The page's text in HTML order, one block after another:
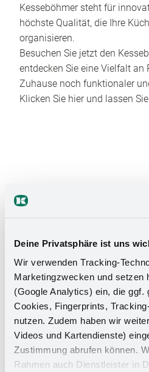
Deine Privatsphäre ist uns
Wir verwenden Tracking-
Marketingzwecken und setzen
(Google Analytics) ein, die ggf.
Cookies, Fingerprints,
nutzen. Zudem haben wir
Videos und Kartendienste)
Zustimmung abrufen können.
Rahmen auch Dienstleister in
Kesseböhmer steht für
höchste Qualität, die Ihre
organisieren.
Besuchen Sie jetzt den
entdecken Sie eine Vielfalt an
Zuhause noch funktionaler
Klicken Sie hier und lassen
Badezimmer